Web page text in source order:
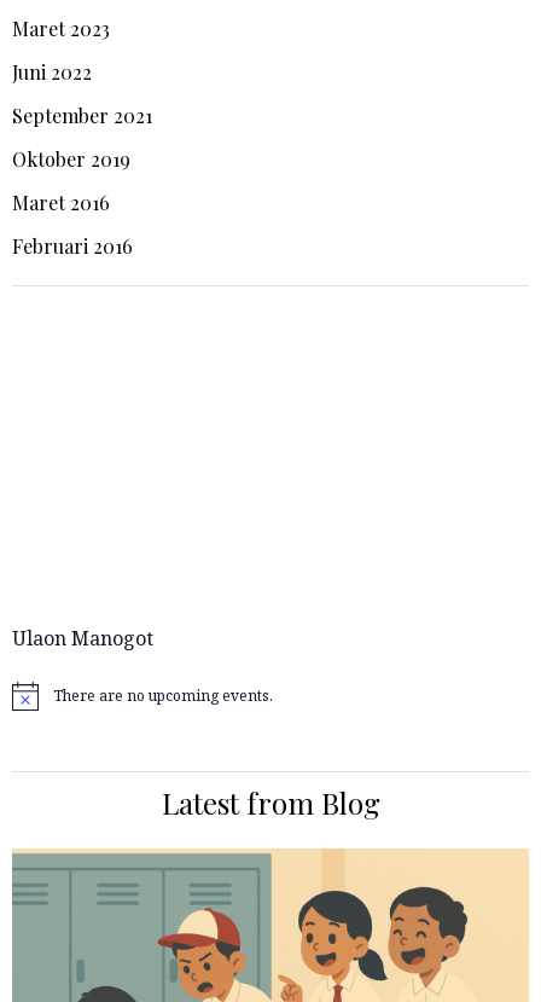
Maret 2023
Juni 2022
September 2021
Oktober 2019
Maret 2016
Februari 2016
Ulaon Manogot
Notice There are no upcoming events.
Latest from Blog